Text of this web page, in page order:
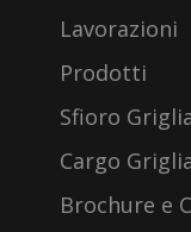
Lavorazioni
Prodotti
Sfioro
Cargo
Brochure e